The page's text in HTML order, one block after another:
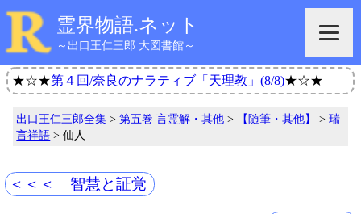
霊界物語.ネット
～出口王仁三郎 大図書館～
★☆★第４回/奈良のナラティブ「天理教」(8/8)★☆★
出口王仁三郎全集 >第五巻 言霊解・其他 > 【随筆・其他】 >瑞
言祥語 > 仙人
＜＜＜ 智慧と証覚